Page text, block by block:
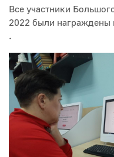
Все участники
2022 были награждены
.